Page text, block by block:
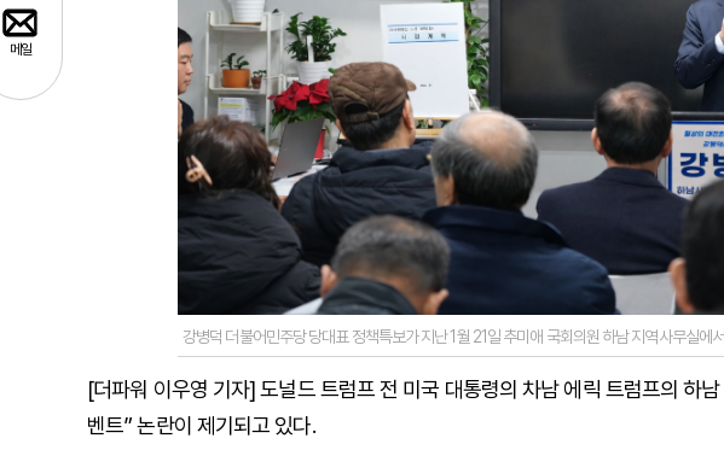
메일
강병덕 더불어민주당 당대표 정책특보가 지난 1월 21일 추미애 국회의원 하남 지역사무실에
[더파워 이우영 기자] 도널드 트럼프 전 미국 대통령의 차남 에릭 트럼프의 하
벤트” 논란이 제기되고 있다.